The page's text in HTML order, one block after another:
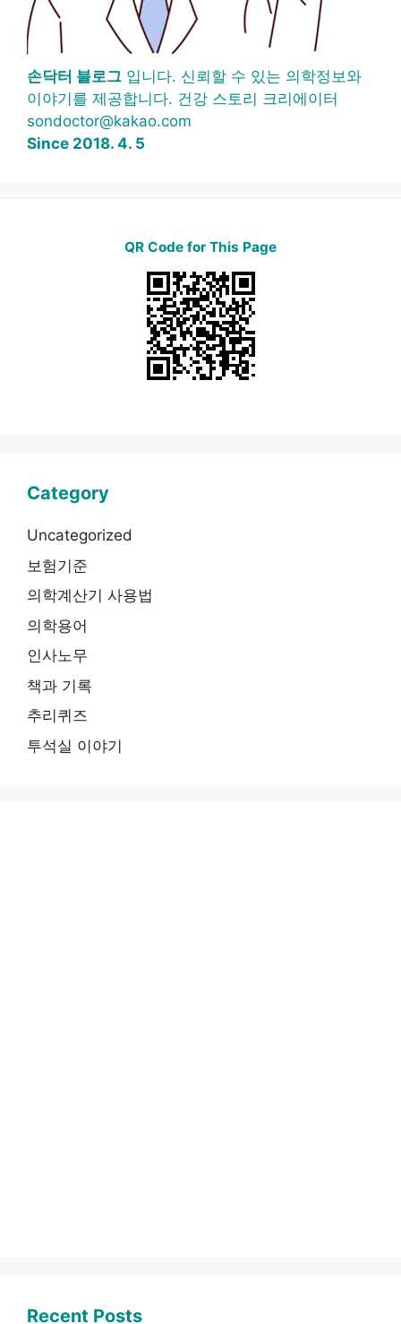
손닥터 블로그 입니다. 신뢰할 수 있는 의학정보와
이야기를 제공합니다. 건강 스토리 크리에이터
sondoctor@kakao.com
Since 2018. 4. 5
QR Code for This Page
Category
Uncategorized
보험기준
의학계산기 사용법
의학용어
인사노무
책과 기록
추리퀴즈
투석실 이야기
Recent Posts